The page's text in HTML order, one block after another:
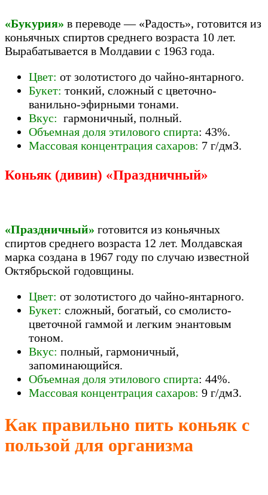
«Букурия» в переводе — «Радость», готовится из
коньячных спиртов среднего возраста 10 лет.
Вырабатывается в Молдавии с 1963 года.
Цвет: от золотистого до чайно-янтарного.
Букет: тонкий, сложный с цветочно-
ванильно-эфирными тонами.
Вкус: гармоничный, полный.
Объемная доля этилового спирта: 43%.
Массовая концентрация сахаров: 7 г/дмЗ.
Коньяк (дивин) «Праздничный»
«Праздничный» готовится из коньячных
спиртов среднего возраста 12 лет. Молдавская
марка создана в 1967 году по случаю известной
Октябрьской годовщины.
Цвет: от золотистого до чайно-янтарного.
Букет: сложный, богатый, со смолисто-
цветочной гаммой и легким энантовым
тоном.
Вкус: полный, гармоничный,
запоминающийся.
Объемная доля этилового спирта: 44%.
Массовая концентрация сахаров: 9 г/дмЗ.
Как правильно пить коньяк с
пользой для организма